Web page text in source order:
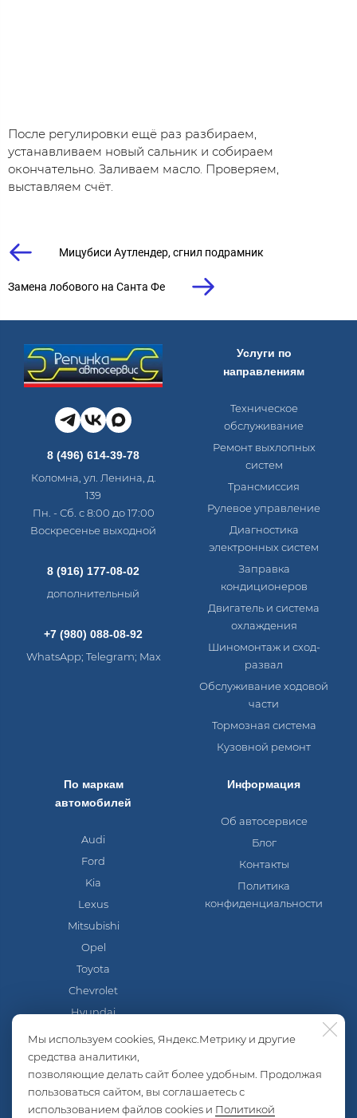
После регулировки ещё раз разбираем,
устанавливаем новый сальник и собираем
окончательно. Заливаем масло. Проверяем,
выставляем счёт.
Мицубиси Аутлендер, сгнил подрамник
Замена лобового на Санта Фе
Мы используем cookies, Яндекс.Метрику и другие
средства аналитики,
позволяющие делать сайт более удобным. Продолжая
пользоваться сайтом, вы соглашаетесь с
использованием файлов cookies и Политикой
8 (496) 614-39-78
Коломна, ул. Ленина, д.
139
Пн. - Сб. с 8:00 до 17:00
Воскресенье выходной
8 (916) 177-08-02
дополнительный
+7 (980) 088-08-92
WhatsApp; Telegram; Max
Услуги по
направлениям
Техническое
обслуживание
Ремонт выхлопных
систем
Трансмиссия
Рулевое управление
Диагностика
электронных систем​
Заправка
кондиционеров
Двигатель и система
охлаждения
Шиномонтаж и сход-
развал
Обслуживание ходовой
части
Тормозная система
Кузовной ремонт
По маркам
автомобилей
Audi
Ford
Kia
Lexus
Mitsubishi
Opel
Toyota
Chevrolet
Hyundai
Nissan
Skoda
Volkswagen
Информация
Об автосервисе
Блог
Контакты
Политика
конфиденциальности